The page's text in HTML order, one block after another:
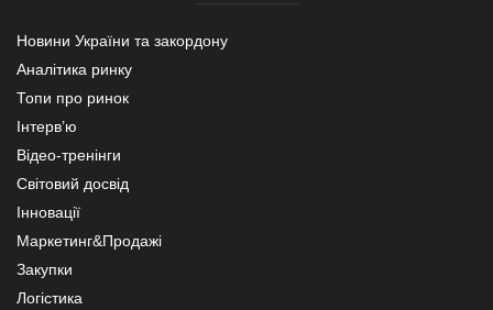
Новини України та закордону
Аналітика ринку
Топи про ринок
Інтерв’ю
Відео-тренінги
Світовий досвід
Інновації
Маркетинг&Продажі
Закупки
Логістика